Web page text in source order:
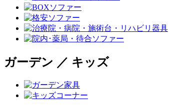
ガーデン ／ キッズ